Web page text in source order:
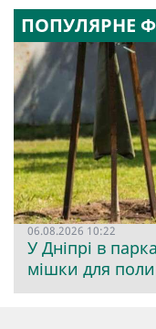
ПОПУЛЯРНЕ
06.08.2026 10:22
У Дніпрі в
мішки для